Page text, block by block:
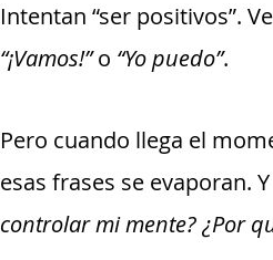
Intentan “ser positivos”.
“¡Vamos!” o “Yo puedo”.
Pero cuando llega el
esas frases se evaporan.
controlar mi mente? ¿Por